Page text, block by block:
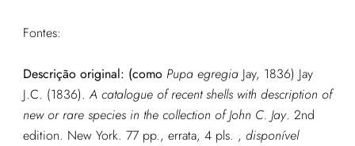
Fontes:
Descrição original: (como Pupa egregiaJay, 1836) Jay
J.C. (1836). A catalogue of recent shells with description of
new or rare species in the collection of John C. Jay. 2nd
edition. New York. 77 pp., errata, 4 pls. , disponível